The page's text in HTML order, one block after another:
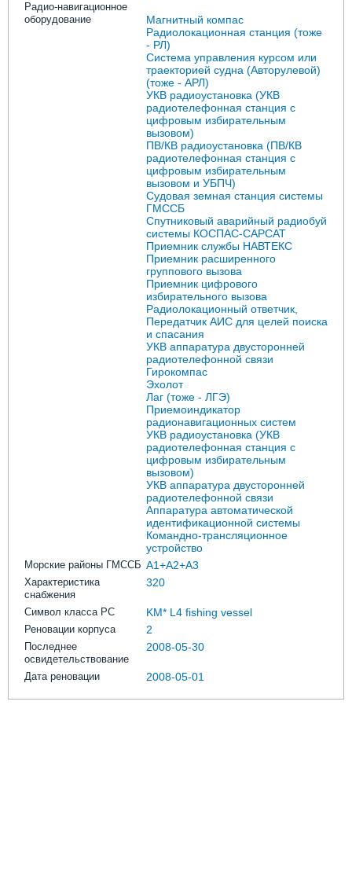
Радио-навигационное
оборудование
Магнитный компас
Радиолокационная станция (тоже
- РЛ)
Система управления курсом или
траекторией судна (Авторулевой)
(тоже - АРЛ)
УКВ радиоустановка (УКВ
радиотелефонная станция с
цифровым избирательным
вызовом)
ПВ/КВ радиоустановка (ПВ/КВ
радиотелефонная станция с
цифровым избирательным
вызовом и УБПЧ)
Судовая земная станция системы
ГМССБ
Спутниковый аварийный радиобуй
системы КОСПАС-САРСАТ
Приемник службы НАВТЕКС
Приемник расширенного
группового вызова
Приемник цифрового
избирательного вызова
Радиолокационный ответчик,
Передатчик АИС для целей поиска
и спасания
УКВ аппаратура двусторонней
радиотелефонной связи
Гирокомпас
Эхолот
Лаг (тоже - ЛГЭ)
Приемоиндикатор
радионавигационных систем
УКВ радиоустановка (УКВ
радиотелефонная станция с
цифровым избирательным
вызовом)
УКВ аппаратура двусторонней
радиотелефонной связи
Аппаратура автоматической
идентификационной системы
Командно-трансляционное
устройство
Морские районы ГМССБ A1+A2+A3
Характеристика
снабжения
320
Символ класса РС KM* L4 fishing vessel
Реновации корпуса 2
Последнее
освидетельствование
2008-05-30
Дата реновации 2008-05-01